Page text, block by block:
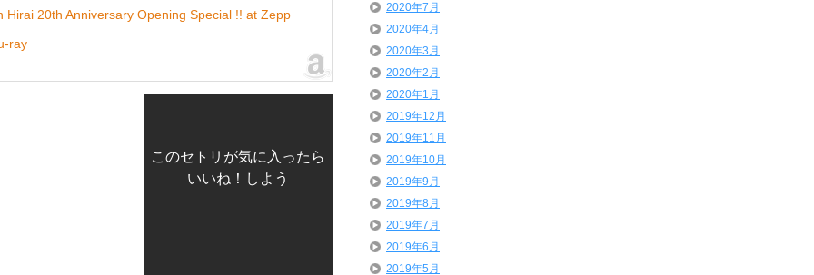
Hirai 20th Anniversary Opening Special !! at Zepp
ray
このセトリが気に入ったら
いいね！しよう
2020年7月
2020年4月
2020年3月
2020年2月
2020年1月
2019年12月
2019年11月
2019年10月
2019年9月
2019年8月
2019年7月
2019年6月
2019年5月